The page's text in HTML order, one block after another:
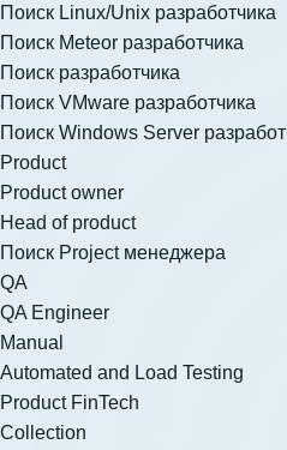
Поиск Linux/Unix разработчика
Поиск Meteor разработчика
Поиск разработчика
Поиск VMware разработчика
Поиск Windows Server
Product
Product owner
Head of product
Поиск Project менеджера
QA
QA Engineer
Manual
Automated and Load Testing
Product FinTech
Collection